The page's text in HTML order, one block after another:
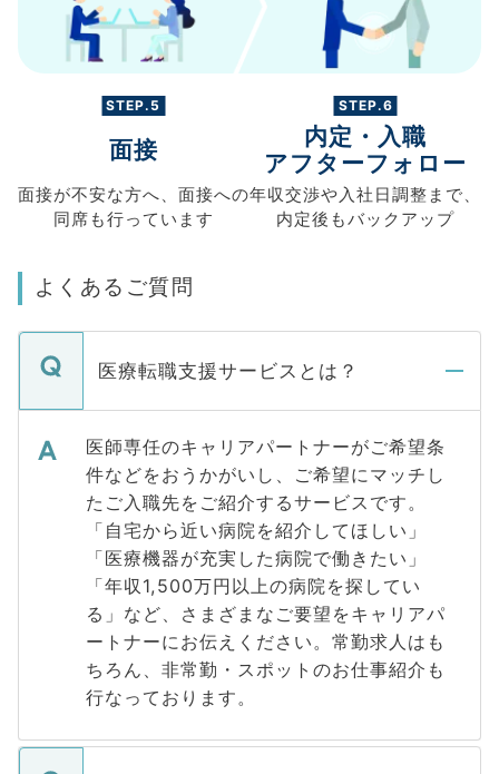
STEP.5
面接
面接が不安な方へ、 面接への
同席も行っています
STEP.6
内定・入職
アフターフォロー
年収交渉や入社日調整まで、
内定後もバックアップ
よくあるご質問
医療転職支援サービスとは？
医師専任のキャリアパートナーがご希望条
件などをおうかがいし、ご希望にマッチし
たご入職先をご紹介するサービスです。
「自宅から近い病院を紹介してほしい」
「医療機器が充実した病院で働きたい」
「年収1,500万円以上の病院を探してい
る」など、さまざまなご要望をキャリアパ
ートナーにお伝えください。常勤求人はも
ちろん、非常勤・スポットのお仕事紹介も
行なっております。